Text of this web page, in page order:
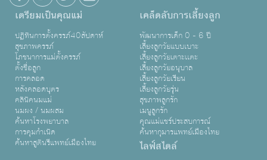
เตรียมเป็นคุณแม่
ปฏิทินการตั้งครรภ์40สัปดาห์
สุขภาพครรภ์
โภชนาการแม่ตั้งครรภ์
ตั้งชื่อลูก
การคลอด
หลังคลอดบุตร
คลินิคนมแม่
นมผง / นมผสม
ค้นหาโรงพยาบาล
การคุมกำเนิด
ค้นหาสูตินรีแพทย์เมืองไทย
เคล็ดลับการเลี้ยงลูก
พัฒนาการเด็ก 0 - 6 ปี
เลี้ยงลูกวัยแบบเบาะ
เลี้ยงลูกวัยเตาะเเตะ
เลี้ยงลูกวัยอนุบาล
เลี้ยงลูกวัยเรียน
เลี้ยงลูกวัยรุ่น
สุขภาพลูกรัก
เมนูลูกรัก
คุณแม่แชร์ประสบการณ์
ค้นหากุมารแพทย์เมืองไทย
ไลฟ์สไตล์